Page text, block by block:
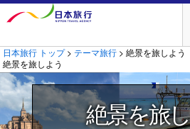
日本旅行 トップ>テーマ旅行 > 絶景を旅しよう
絶景を旅しよう
絶景を旅